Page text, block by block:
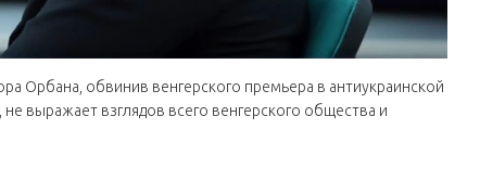
Орбана, обвинив венгерского премьера в антиукраинской
выражает взглядов всего венгерского общества и